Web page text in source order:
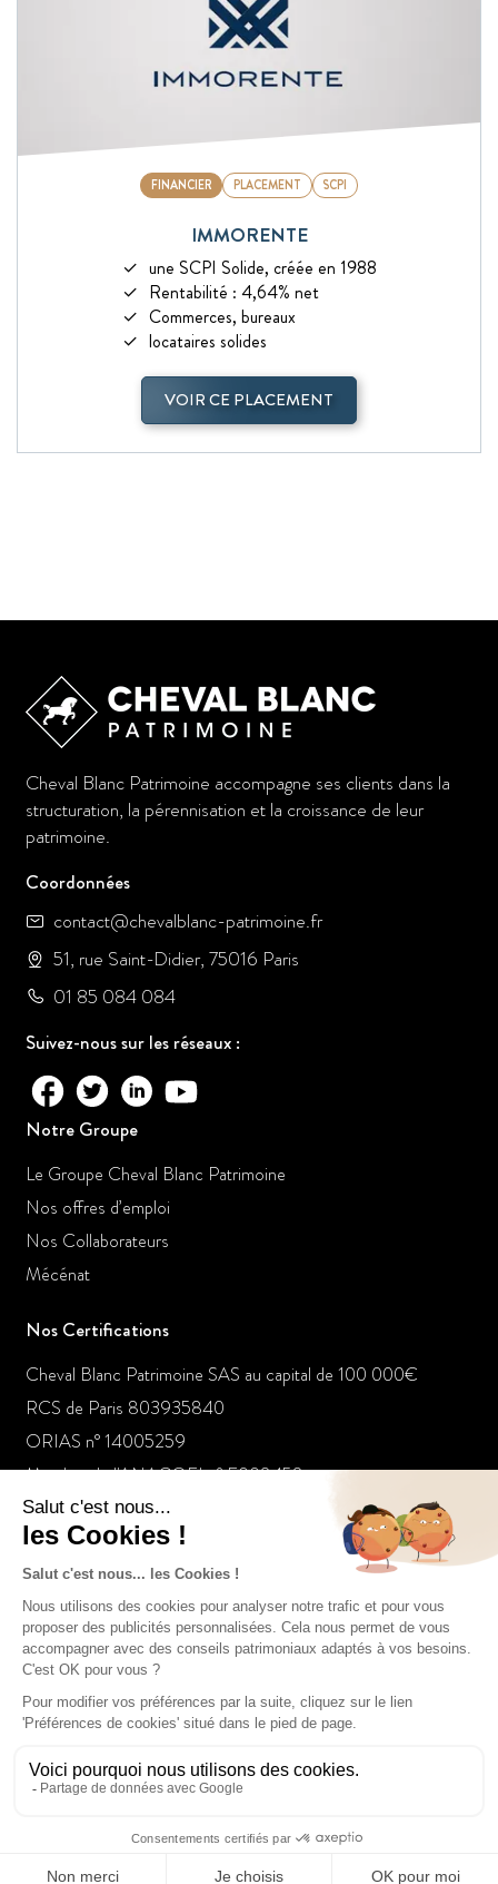
PLACEMENT
FINANCIER SCPI
IMMORENTE
une SCPI Solide, créée en 1988
Rentabilité : 4,64% net
Commerces, bureaux
locataires solides
VOIR CE PLACEMENT
CONTACTEZ-NOUS
Cheval Blanc Patrimoine accompagne ses clients dans la
structuration, la pérennisation et la croissance de leur
patrimoine.
Coordonnées
contact@chevalblanc-patrimoine.fr
51, rue Saint-Didier, 75016 Paris
01 85 084 084
Suivez-nous sur les réseaux :
Notre Groupe
Le Groupe Cheval Blanc Patrimoine
Nos offres d’emploi
Nos Collaborateurs
Mécénat
Nos Certifications
Cheval Blanc Patrimoine SAS au capital de 100 000€
RCS de Paris 803935840
ORIAS n° 14005259
Membre de l'ANACOFI n° E008458
Nos dernières actualités
Un gestionnaire de patrimoine raconte les folies de la
jeunesse dorée
Le placement à suivre : L’or bat les records
Tout pour votre argent: Le marketing des services financiers
Tout pour investir – Hydrogène (Franck Fargerelle)
C’est votre argent – spécial placements 04/07